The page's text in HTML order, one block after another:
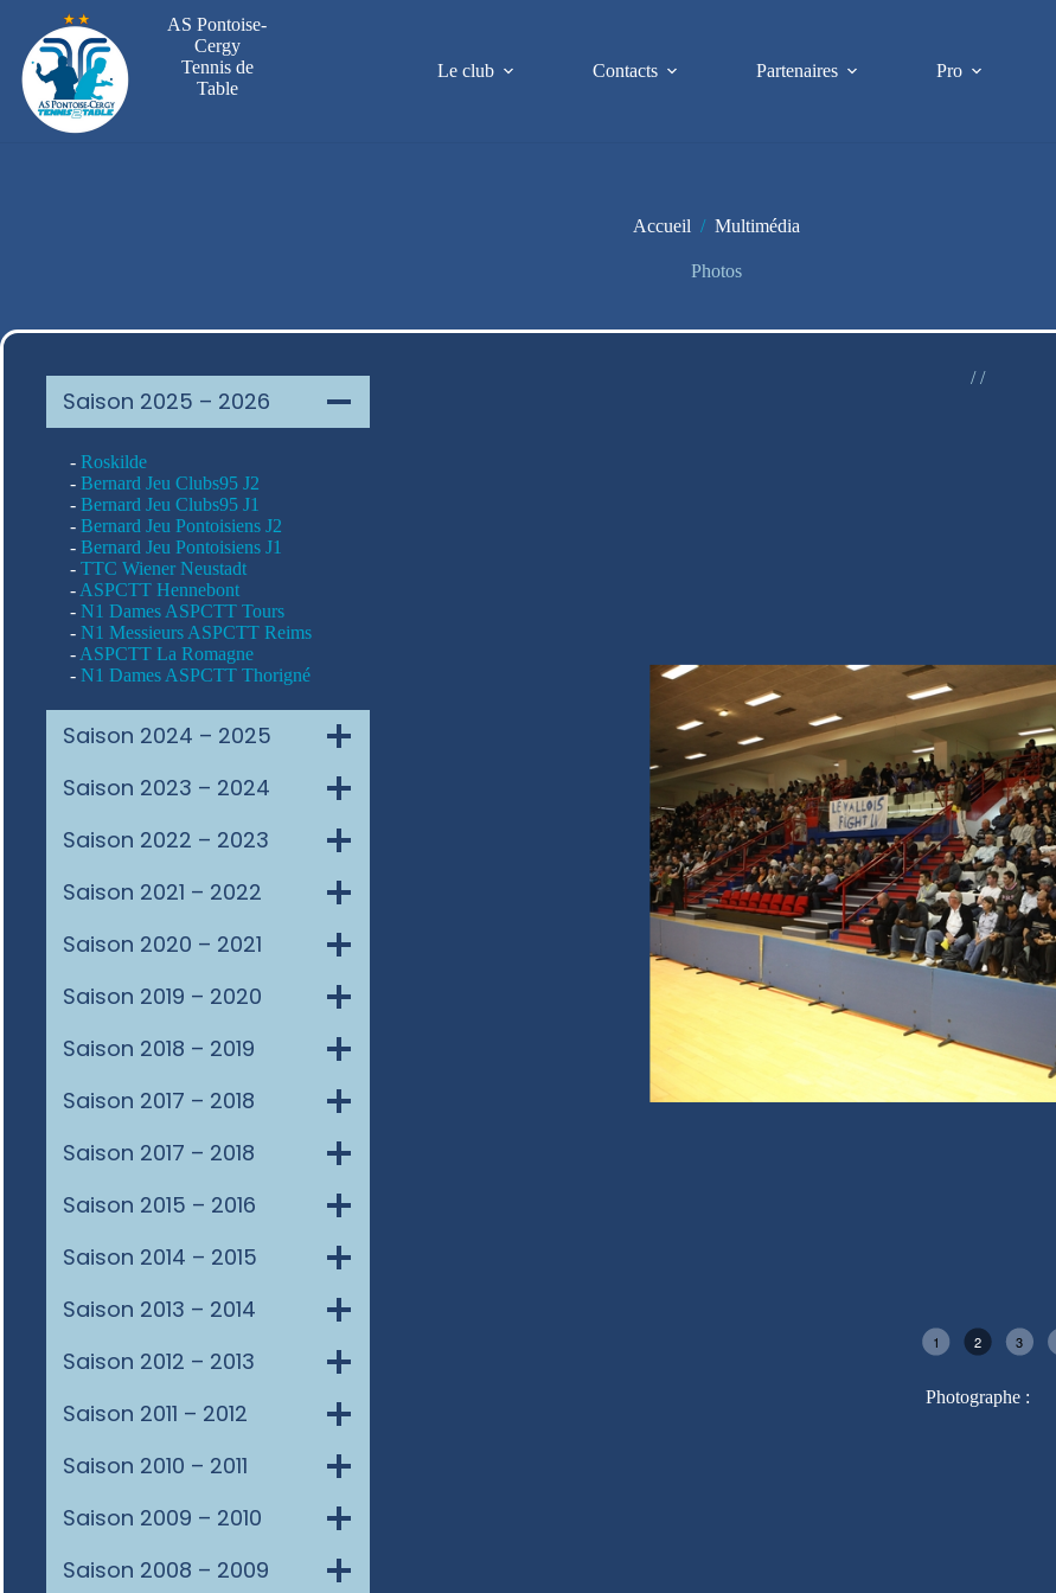
contenu
AS Pontoise-
Cergy
Tennis de
Table
Le club Contacts Partenaires Pro
Accueil / Multimédia
Photos
Saison 2025 – 2026
- Roskilde
- Bernard Jeu Clubs95 J2
- Bernard Jeu Clubs95 J1
- Bernard Jeu Pontoisiens J2
- Bernard Jeu Pontoisiens J1
- TTC Wiener Neustadt
- ASPCTT Hennebont
- N1 Dames ASPCTT Tours
- N1 Messieurs ASPCTT Reims
- ASPCTT La Romagne
- N1 Dames ASPCTT Thorigné
Saison 2024 – 2025
Saison 2023 – 2024
Saison 2022 – 2023
Saison 2021 – 2022
Saison 2020 – 2021
Saison 2019 – 2020
Saison 2018 – 2019
Saison 2017 – 2018
Saison 2017 – 2018
Saison 2015 – 2016
Saison 2014 – 2015
Saison 2013 – 2014
Saison 2012 – 2013
Saison 2011 – 2012
Saison 2010 – 2011
Saison 2009 – 2010
Saison 2008 – 2009
/ /
1 2 3
Photographe :